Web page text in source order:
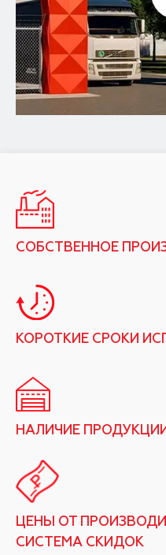
СОБСТВЕННОЕ
КОРОТКИЕ СРОКИ
НАЛИЧИЕ
ЦЕНЫ ОТ
СИСТЕМА СКИДОК